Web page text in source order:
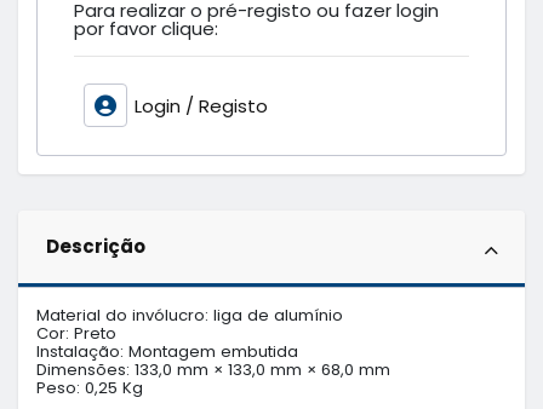
Para realizar o pré-registo ou fazer login
por favor clique:
Login / Registo
Descrição
Material do invólucro: liga de alumínio
Cor: Preto
Instalação: Montagem embutida
Dimensões: 133,0 mm × 133,0 mm × 68,0 mm
Peso: 0,25 Kg